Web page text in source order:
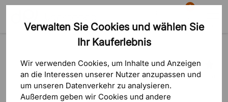
Verwalten Sie Cookies und wählen Sie
Ihr Kauferlebnis
Wir verwenden Cookies, um Inhalte und Anzeigen
an die Interessen unserer Nutzer anzupassen und
um unseren Datenverkehr zu analysieren.
Außerdem geben wir Cookies und andere
Suche
0
Warenkorb
Schreibtischunterlagen
1 Bewertungen